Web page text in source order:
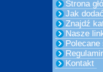
Strona
Jak
Znajdź
Nasze
Polecane
Kontakt